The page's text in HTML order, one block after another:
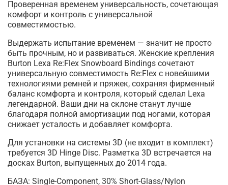
Проверенная временем универсальность, сочетающая
комфорт и контроль с универсальной
совместимостью.
Выдержать испытание временем — значит не просто
быть прочным, но и развиваться. Женские крепления
Burton Lexa Re:Flex Snowboard Bindings сочетают
универсальную совместимость Re:Flex с новейшими
технологиями ремней и пряжек, сохраняя фирменный
баланс комфорта и контроля, который сделал Lexa
легендарной. Ваши дни на склоне станут лучше
благодаря полной амортизации под ногами, которая
снижает усталость и добавляет комфорта.
Для установки на системы 3D (не входит в комплект)
требуется 3D Hinge Disc. Разметка 3D встречается на
досках Burton, выпущенных до 2014 года.
БАЗА: Single-Component, 30% Short-Glass/Nylon